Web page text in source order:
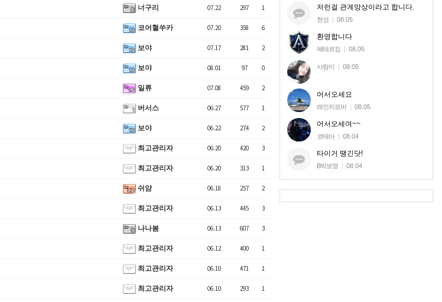
너구리 07.22 297 1
코어혈쑤카 07.20 358 6
보야 07.17 281 2
보야 08.01 97 0
일류 07.08 459 2
버서스 06.27 577 1
보야 06.22 274 2
최고관리자 06.20 420 3
최고관리자 06.20 313 1
쉬얌 06.18 257 2
최고관리자 06.13 445 3
나나봄 06.13 607 3
최고관리자 06.12 400 1
최고관리자 06.10 471 1
최고관리자 06.10 293 1
저런걸 관계망상이라고 합니다.
현성 | 08.05
환영합니다
에테르킹 | 08.05
사랑이 | 08.05
어서오세요
레인지로버 | 08.05
어서오세여~~
코테아 | 08.04
타이거 땡긴닷!
B박보영 | 08.04